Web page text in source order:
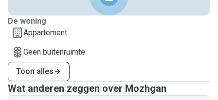
De woning
Appartement
Geen buitenruimte
Toon alles
Wat anderen zeggen over Mozhgan